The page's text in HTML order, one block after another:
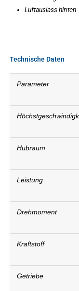
Luftauslass hinten
Technische Daten
Parameter
Hubraum
Leistung
Drehmoment
Kraftstoff
Getriebe